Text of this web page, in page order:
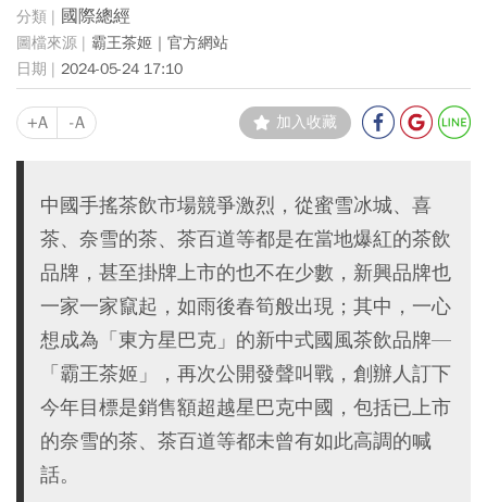
國際總經
霸王茶姬｜官方網站
2024-05-24 17:10
+A -A 加入收藏
中國手搖茶飲市場競爭激烈，從蜜雪冰城、喜
茶、奈雪的茶、茶百道等都是在當地爆紅的茶飲
品牌，甚至掛牌上市的也不在少數，新興品牌也
一家一家竄起，如雨後春筍般出現；其中，一心
想成為「東方星巴克」的新中式國風茶飲品牌—
「霸王茶姬」，再次公開發聲叫戰，創辦人訂下
今年目標是銷售額超越星巴克中國，包括已上市
的奈雪的茶、茶百道等都未曾有如此高調的喊
話。